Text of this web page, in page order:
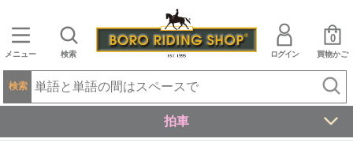
メニュー 検索 ログイン 買物かご
0
検索
拍車